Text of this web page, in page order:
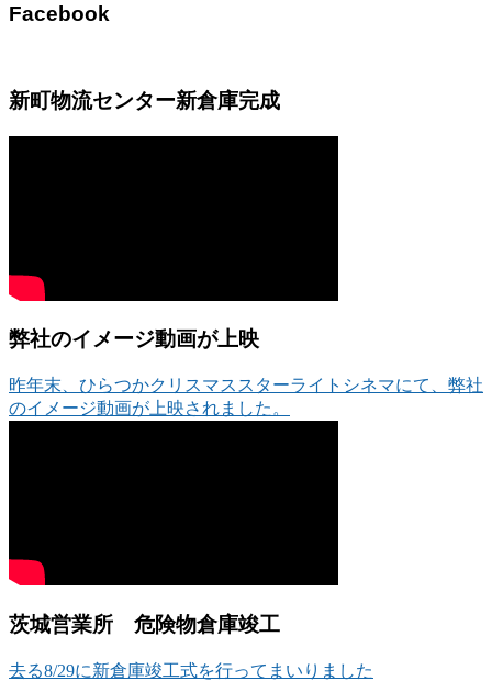
Facebook
新町物流センター新倉庫完成
弊社のイメージ動画が上映
昨年末、ひらつかクリスマススターライトシネマにて、弊社
のイメージ動画が上映されました。
茨城営業所 危険物倉庫竣工
去る8/29に新倉庫竣工式を行ってまいりました